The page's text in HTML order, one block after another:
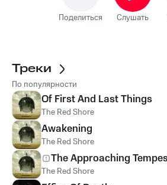
Поделиться Слушать
Треки
По популярности
Of First And Last Things
The Red Shore
Awakening
The Red Shore
The Approaching
The Red Shore